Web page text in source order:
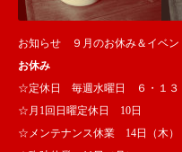
お知らせ ９月のお休み＆イベン
お休み
☆定休日 毎週水曜日 ６・１３
☆月1回日曜定休日 10日
☆メンテナンス休業 14日（木）